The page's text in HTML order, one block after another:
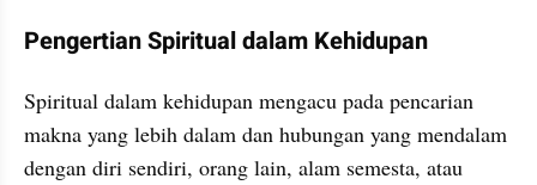
Pengertian Spiritual dalam Kehidupan
Spiritual dalam kehidupan mengacu pada pencarian
makna yang lebih dalam dan hubungan yang mendalam
dengan diri sendiri, orang lain, alam semesta, atau